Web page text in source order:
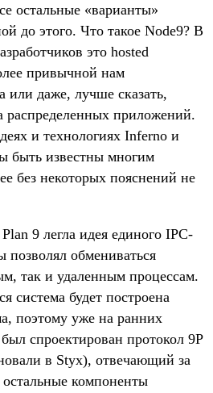
остальные «варианты»
до этого. Что такое Node9? В
это hosted
привычной нам
даже, лучше сказать,
распределенных приложений.
и технологиях Inferno и
быть известны многим
без некоторых пояснений не
9 легла идея единого IPC-
обмениваться
так и удаленным процессам.
система будет построена
поэтому уже на ранних
спроектирован протокол 9P
в Styx), отвечающий за
компоненты